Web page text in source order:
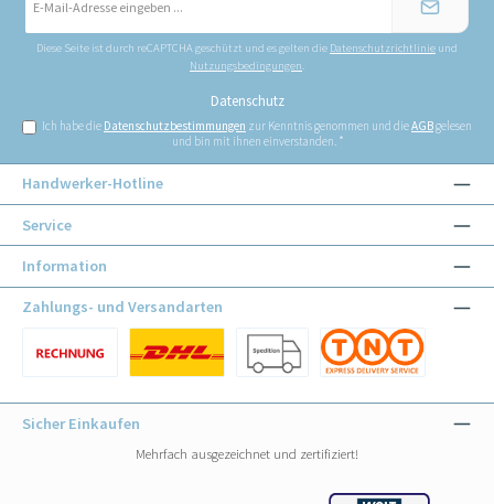
Mail-
Diese Seite ist durch reCAPTCHA geschützt und es gelten die Datenschutzrichtlinie und
Nutzungsbedingungen.
Datenschutz
Ich habe die Datenschutzbestimmungen zur Kenntnis genommen und dieAGBgelesen
und bin mit ihnen einverstanden. *
Handwerker-Hotline
Service
Information
Zahlungs- und Versandarten
Sicher Einkaufen
Mehrfach ausgezeichnet und zertifiziert!